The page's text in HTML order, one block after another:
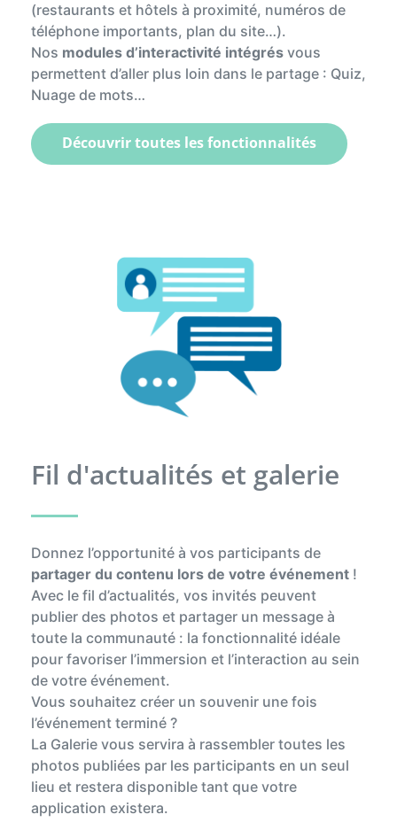
(restaurants et hôtels à proximité, numéros de
téléphone importants, plan du site…).
Nos modules d’interactivité intégrés vous
permettent d’aller plus loin dans le partage : Quiz,
Nuage de mots…
Découvrir toutes les fonctionnalités
Fil d'actualités et galerie
Donnez l’opportunité à vos participants de
partager du contenu lors de votre événement !
Avec le fil d’actualités, vos invités peuvent
publier des photos et partager un message à
toute la communauté : la fonctionnalité idéale
pour favoriser l’immersion et l’interaction au sein
de votre événement.
Vous souhaitez créer un souvenir une fois
l’événement terminé ?
La Galerie vous servira à rassembler toutes les
photos publiées par les participants en un seul
lieu et restera disponible tant que votre
application existera.